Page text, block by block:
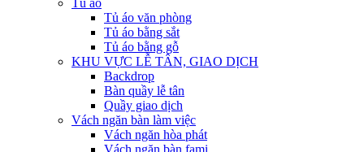
Tủ áo
Tủ áo văn phòng
Tủ áo bằng sắt
Tủ áo bằng gỗ
KHU VỰC LỄ TÂN, GIAO DỊCH
Backdrop
Bàn quầy lễ tân
Quầy giao dịch
Vách ngăn bàn làm việc
Vách ngăn hòa phát